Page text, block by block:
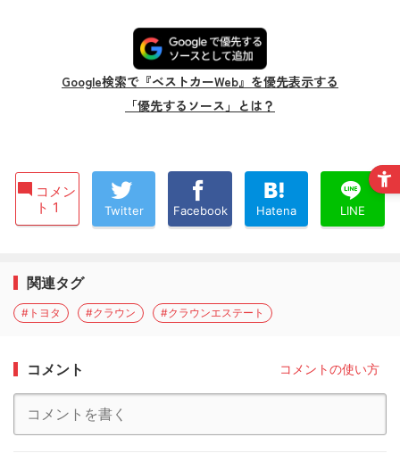
Google検索で『ベストカーWeb』を優先表示する
「優先するソース」とは？
コメン
ト 1
Twitter Facebook Hatena LINE
関連タグ
#トヨタ #クラウン #クラウンエステート
コメント コメントの使い方